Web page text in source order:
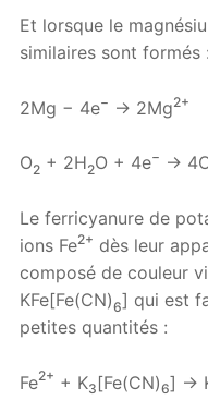
Et lorsque le
similaires sont formés :
2Mg − 4e− → 2Mg2+
O2 + 2H2O + 4e− →
Le ferricyanure de
ions Fe2+ dès leur
composé de couleur
KFe[Fe(CN)6] qui est
petites quantités :
Fe2+ + K3 [Fe(CN)6] →